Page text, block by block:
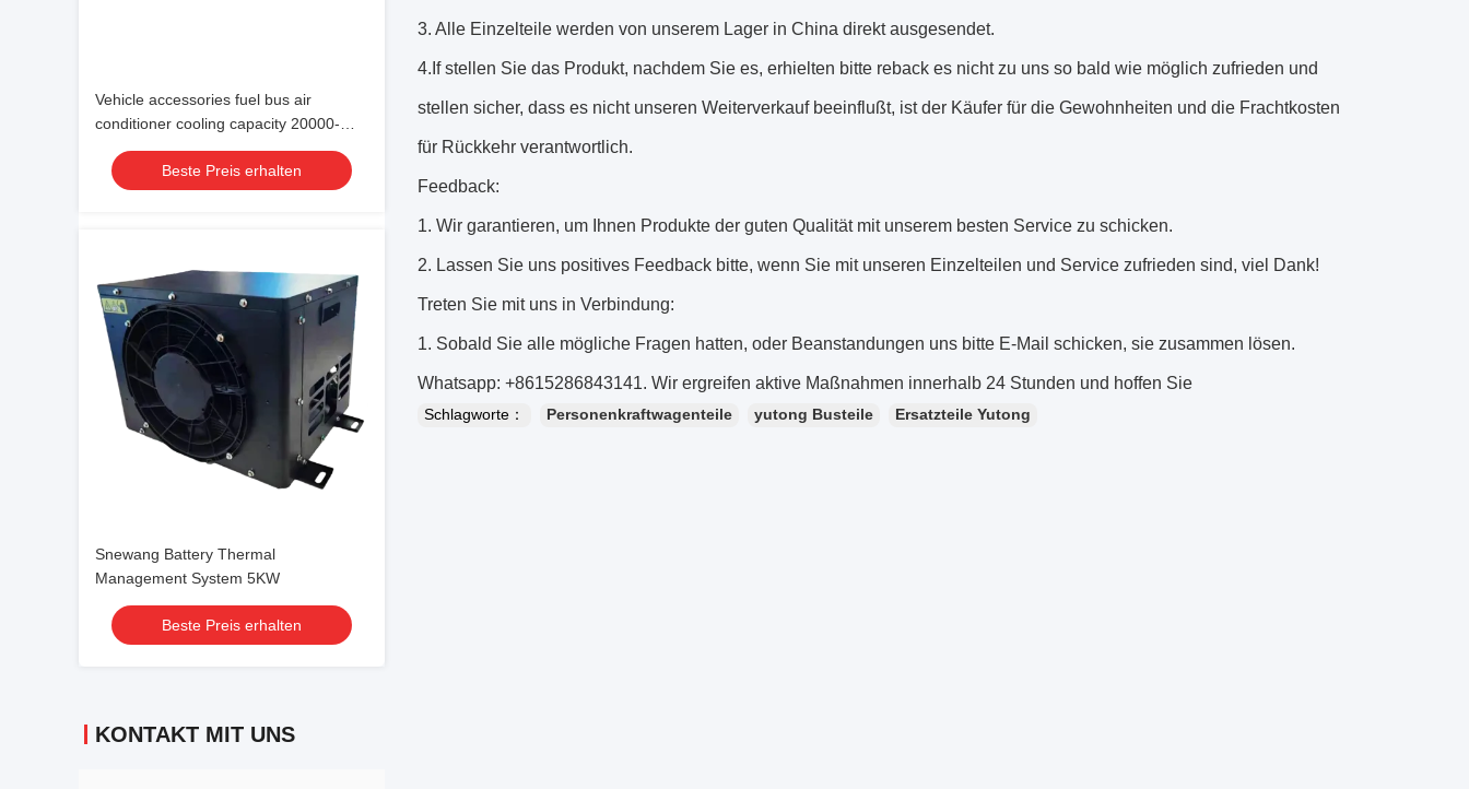
Vehicle accessories fuel bus air
conditioner cooling capacity 20000-
38000 24V
Beste Preis erhalten
Snewang Battery Thermal
Management System 5KW
Beste Preis erhalten
KONTAKT MIT UNS
3. Alle Einzelteile werden von unserem Lager in China direkt ausgesendet.
4.If stellen Sie das Produkt, nachdem Sie es, erhielten bitte reback es nicht zu uns so bald wie möglich zufrieden und
stellen sicher, dass es nicht unseren Weiterverkauf beeinflußt, ist der Käufer für die Gewohnheiten und die Frachtkosten
für Rückkehr verantwortlich.
Feedback:
1. Wir garantieren, um Ihnen Produkte der guten Qualität mit unserem besten Service zu schicken.
2. Lassen Sie uns positives Feedback bitte, wenn Sie mit unseren Einzelteilen und Service zufrieden sind, viel Dank!
Treten Sie mit uns in Verbindung:
1. Sobald Sie alle mögliche Fragen hatten, oder Beanstandungen uns bitte E-Mail schicken, sie zusammen lösen.
Whatsapp: +8615286843141. Wir ergreifen aktive Maßnahmen innerhalb 24 Stunden und hoffen Sie
Schlagworte： Personenkraftwagenteile yutong Busteile Ersatzteile Yutong